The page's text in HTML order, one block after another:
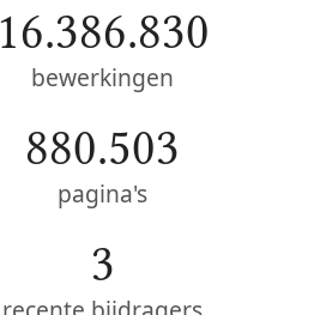
16.386.830
bewerkingen
880.503
pagina's
3